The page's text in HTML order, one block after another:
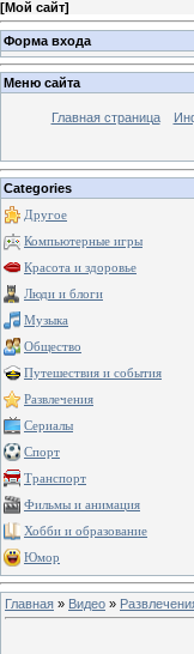
[Мой сайт]
Форма входа
Меню сайта
Главная страница
Categories
Другое
Компьютерные игры
Красота и здоровье
Люди и блоги
Музыка
Общество
Путешествия и события
Развлечения
Сериалы
Спорт
Транспорт
Фильмы и анимация
Хобби и образование
Юмор
Главная » Видео »